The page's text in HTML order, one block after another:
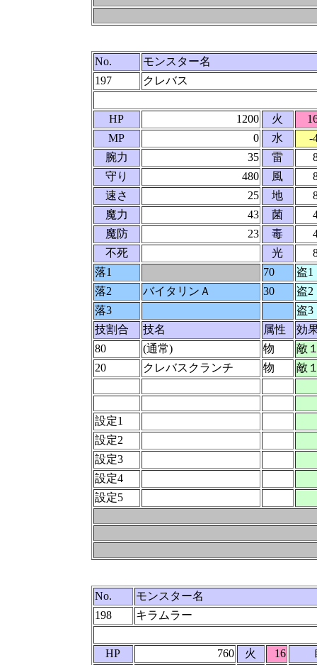
No.
モンスター名
197
クレバス
HP 1200 火
MP
0 水
-
腕力
35 雷
守り
480 風
速さ
25 地
魔力
43 菌
魔防
23 毒
不死
光
落1
70
盗1
落2
バイタリンＡ 30
盗2
落3
盗3
技割合
技名 属性
効
80
(通常) 物
敵
20
クレバスクランチ 物 敵
設定1
設定2
設定3
設定4
設定5
No.
モンスター名
198
キラムラー
HP 760 火 16